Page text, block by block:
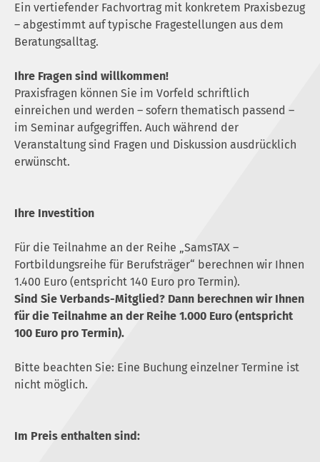
Ein vertiefender Fachvortrag mit konkretem Praxisbezug
– abgestimmt auf typische Fragestellungen aus dem
Beratungsalltag.
Ihre Fragen sind willkommen!
Praxisfragen können Sie im Vorfeld schriftlich
einreichen und werden – sofern thematisch passend –
im Seminar aufgegriffen. Auch während der
Veranstaltung sind Fragen und Diskussion ausdrücklich
erwünscht.
Ihre Investition
Für die Teilnahme an der Reihe „SamsTAX –
Fortbildungsreihe für Berufsträger“ berechnen wir Ihnen
1.400 Euro (entspricht 140 Euro pro Termin).
Sind Sie Verbands-Mitglied? Dann berechnen wir Ihnen
für die Teilnahme an der Reihe 1.000 Euro (entspricht
100 Euro pro Termin).
Bitte beachten Sie: Eine Buchung einzelner Termine ist
nicht möglich.
Im Preis enthalten sind: